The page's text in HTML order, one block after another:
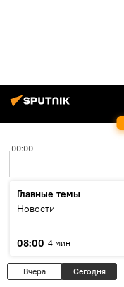
00:00
Главные темы
Новости
08:00 4 мин
Вчера Сегодня